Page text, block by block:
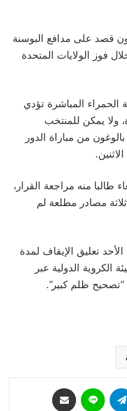
قصد على مدافع البوسنة
فوز الولايات المتحدة
الحمراء المباشرة تؤدي
ولا يمكن للمنتخب
من مباراة الدور
طالبا منه مراجعة القرار،
مصادر مطلعة لم
تعليق الإيقاف لمدة
الكروية الدولية عبر
ظلم كبير”.
تيلقرام لاين